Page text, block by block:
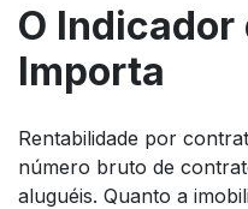
O Indicador
Importa
Rentabilidade por
número bruto de
aluguéis. Quanto a